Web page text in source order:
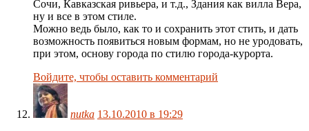
Сочи, Кавказская ривьера, и т.д., Здания как вилла Вера,
ну и все в этом стиле.
Можно ведь было, как то и сохранить этот стить, и дать
возможность появиться новым формам, но не уродовать,
при этом, основу города по стилю города-курорта.
Войдите, чтобы оставить комментарий
nutka 13.10.2010 в 19:29